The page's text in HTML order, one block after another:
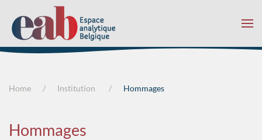
Accéder au contenu principal
Home Institution Hommages
Hommages